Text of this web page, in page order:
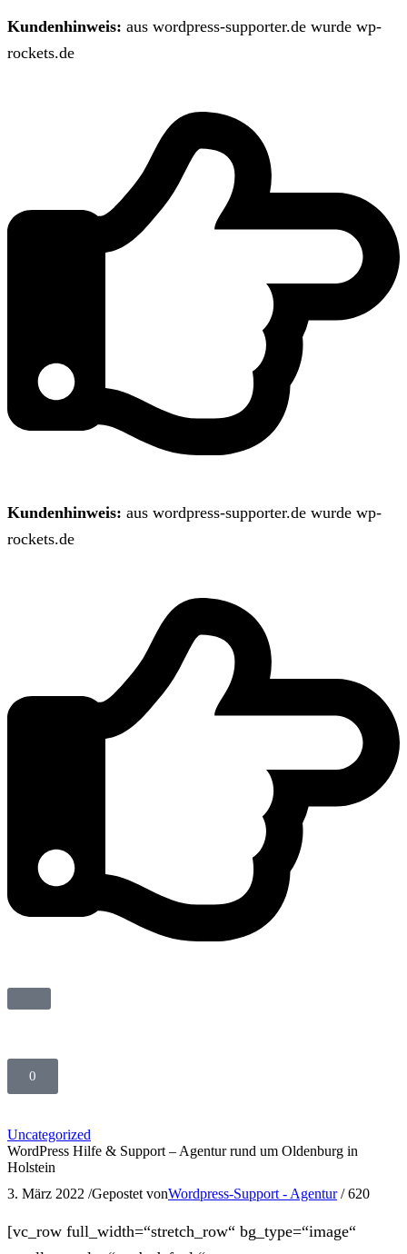
Kundenhinweis: aus wordpress-supporter.de wurde wp-
rockets.de
Kundenhinweis: aus wordpress-supporter.de wurde wp-
rockets.de
0
Uncategorized
WordPress Hilfe & Support – Agentur rund um Oldenburg in
Holstein
3. März 2022 /Gepostet vonWordpress-Support - Agentur / 620
[vc_row full_width=“stretch_row“ bg_type=“image“